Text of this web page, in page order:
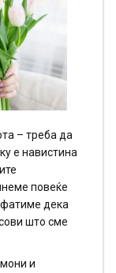
– треба да
е навистина
повеќе
дека
што сме
и